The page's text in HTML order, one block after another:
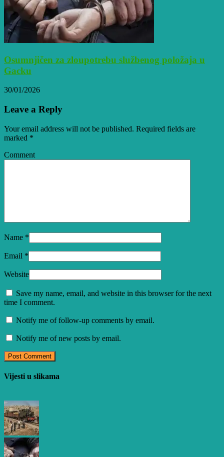
Osumnjičen za zloupotrebu službenog položaja u
Gacku
30/01/2026
Leave a Reply
Your email address will not be published. Required fields are
marked *
Comment
Name *
Email *
Website
Save my name, email, and website in this browser for the next
time I comment.
Notify me of follow-up comments by email.
Notify me of new posts by email.
Vijesti u slikama